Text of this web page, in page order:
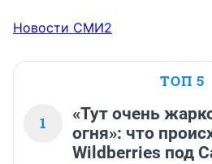
Новости СМИ2
ТОП 5
1
«Тут очень
огня»: что
Wildberries под